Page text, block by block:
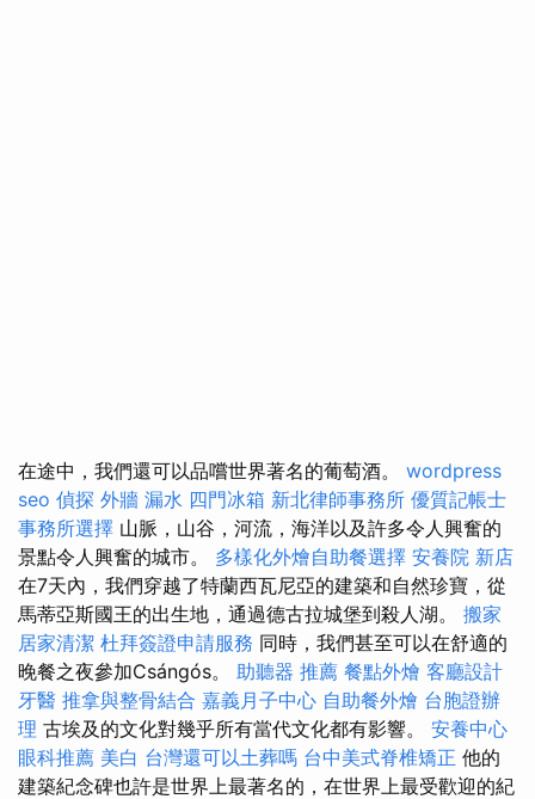
在途中，我們還可以品嚐世界著名的葡萄酒。 wordpress
seo 偵探 外牆 漏水 四門冰箱 新北律師事務所 優質記帳士
事務所選擇 山脈，山谷，河流，海洋以及許多令人興奮的
景點令人興奮的城市。 多樣化外燴自助餐選擇 安養院 新店
在7天內，我們穿越了特蘭西瓦尼亞的建築和自然珍寶，從
馬蒂亞斯國王的出生地，通過德古拉城堡到殺人湖。 搬家
居家清潔 杜拜簽證申請服務 同時，我們甚至可以在舒適的
晚餐之夜參加Csángós。 助聽器 推薦 餐點外燴 客廳設計
牙醫 推拿與整骨結合 嘉義月子中心 自助餐外燴 台胞證辦
理 古埃及的文化對幾乎所有當代文化都有影響。 安養中心
眼科推薦 美白 台灣還可以土葬嗎 台中美式脊椎矯正 他的
建築紀念碑也許是世界上最著名的，在世界上最受歡迎的紀